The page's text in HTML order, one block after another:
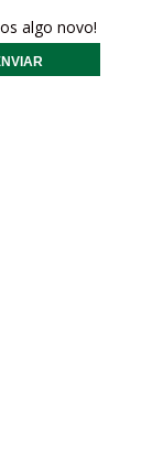
algo novo!